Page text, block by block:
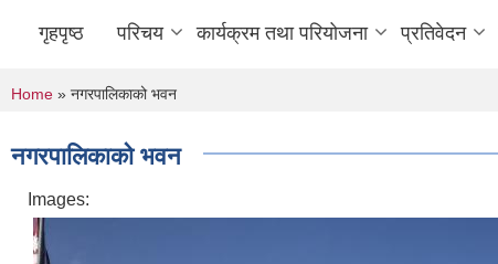
गृहपृष्ठ परिचय कार्यक्रम तथा परियोजना प्रतिवेदन
You are here
Home » नगरपालिकाको भवन
नगरपालिकाको भवन
Images: